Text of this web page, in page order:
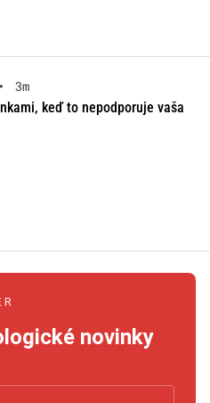
•
3m
keď to nepodporuje vaša
novinky